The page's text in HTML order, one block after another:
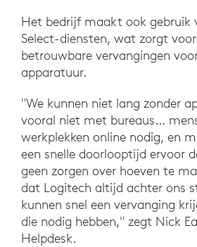
Het bedrijf maakt ook gebruik
Select-diensten, wat zorgt
betrouwbare vervangingen
apparatuur.
"We kunnen niet lang zonder
vooral niet met bureaus...
werkplekken online nodig, en
een snelle doorlooptijd ervoor
geen zorgen over hoeven te
dat Logitech altijd achter ons
kunnen snel een vervanging
die nodig hebben," zegt Nick
Helpdesk.